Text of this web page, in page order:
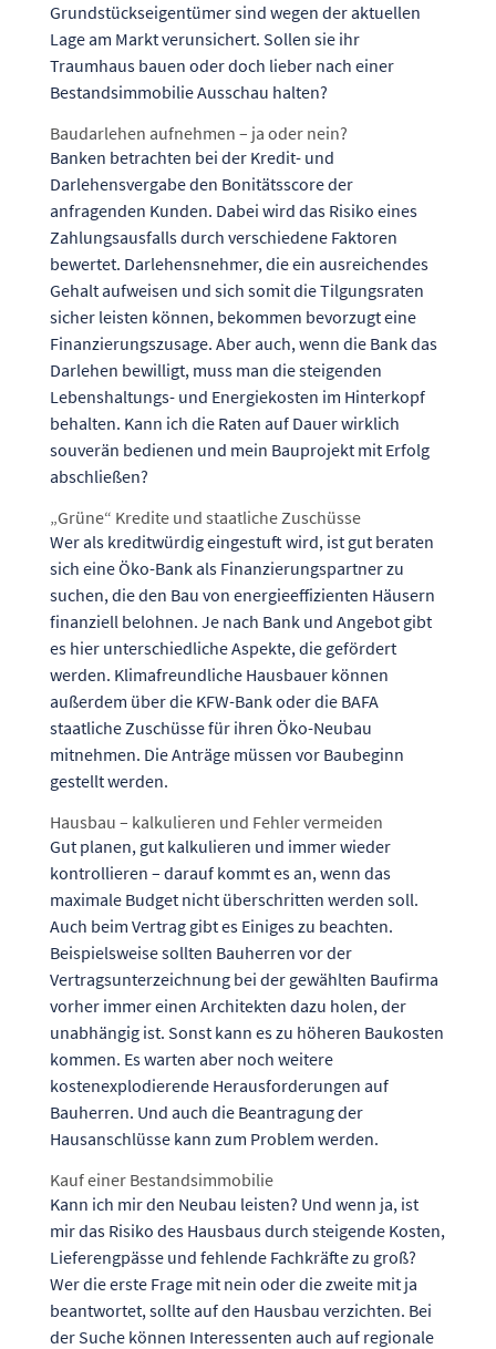
Grundstückseigentümer sind wegen der aktuellen
Lage am Markt verunsichert. Sollen sie ihr
Traumhaus bauen oder doch lieber nach einer
Bestandsimmobilie Ausschau halten?
Baudarlehen aufnehmen – ja oder nein?
Banken betrachten bei der Kredit- und
Darlehensvergabe den Bonitätsscoreder
anfragenden Kunden. Dabei wird das Risiko eines
Zahlungsausfalls durch verschiedene Faktoren
bewertet. Darlehensnehmer, die ein ausreichendes
Gehalt aufweisen und sich somit die Tilgungsraten
sicher leisten können, bekommen bevorzugt eine
Finanzierungszusage. Aber auch, wenn die Bank das
Darlehen bewilligt, muss man die steigenden
Lebenshaltungs- und Energiekosten im Hinterkopf
behalten. Kann ich die Raten auf Dauer wirklich
souverän bedienen und mein Bauprojekt mit Erfolg
abschließen?
„Grüne“ Kredite und staatliche Zuschüsse
Wer als kreditwürdig eingestuft wird, ist gut beraten
sich eineÖko-Bank als Finanzierungspartnerzu
suchen, die den Bau von energieeffizienten Häusern
finanziell belohnen. Je nach Bank und Angebot gibt
es hier unterschiedliche Aspekte, die gefördert
werden. Klimafreundliche Hausbauer können
außerdem über die KFW-Bankoder die BAFA
staatliche Zuschüsse für ihren Öko-Neubau
mitnehmen. Die Anträge müssen vor Baubeginn
gestellt werden.
Hausbau – kalkulieren und Fehler vermeiden
Gut planen, gut kalkulieren und immer wieder
kontrollieren – darauf kommt es an, wenn das
maximale Budget nicht überschritten werden soll.
Auch beim Vertrag gibt es Einiges zu beachten.
Beispielsweise sollten Bauherren vor der
Vertragsunterzeichnung bei der gewählten Baufirma
vorher immer einen Architekten dazu holen, der
unabhängig ist. Sonst kann es zu höheren Baukosten
kommen. Es warten aber noch weitere
kostenexplodierende Herausforderungen auf
Bauherren. Und auch die Beantragung der
Hausanschlüssekann zum Problem werden.
Kauf einer Bestandsimmobilie
Kann ich mir den Neubau leisten? Und wenn ja, ist
mir das Risiko des Hausbaus durch steigende Kosten,
Lieferengpässe und fehlende Fachkräfte zu groß?
Wer die erste Frage mit nein oder die zweite mit ja
beantwortet, sollte auf den Hausbau verzichten. Bei
der Suche können Interessenten auch auf regionale